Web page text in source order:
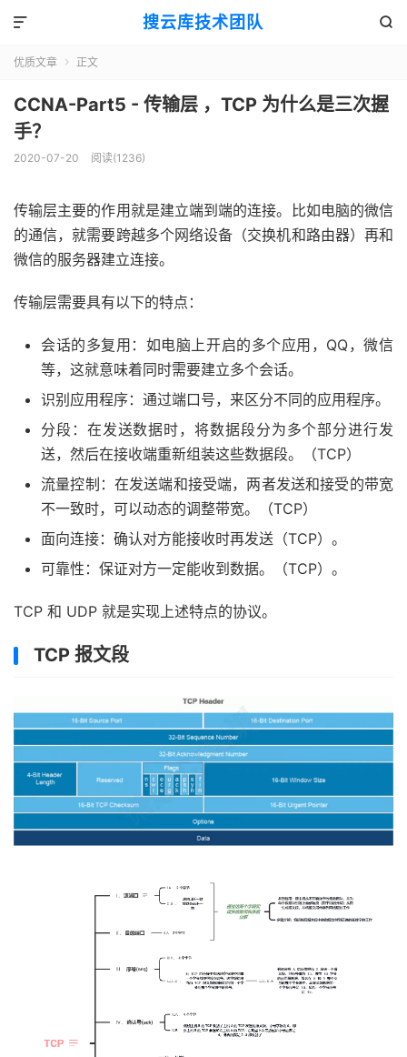
搜云库技术团队 

优质文章  正文
CCNA-Part5 - 传输层 ，TCP 为什么是三次握
手？
2020-07-20 阅读(1236)
传输层主要的作用就是建立端到端的连接。比如电脑的微信
的通信，就需要跨越多个网络设备（交换机和路由器）再和
微信的服务器建立连接。
传输层需要具有以下的特点：
会话的多复用：如电脑上开启的多个应用，QQ，微信
等，这就意味着同时需要建立多个会话。
识别应用程序：通过端口号，来区分不同的应用程序。
分段：在发送数据时，将数据段分为多个部分进行发
送，然后在接收端重新组装这些数据段。（TCP）
流量控制：在发送端和接受端，两者发送和接受的带宽
不一致时，可以动态的调整带宽。（TCP）
面向连接：确认对方能接收时再发送（TCP）。
可靠性：保证对方一定能收到数据。（TCP）。
TCP 和 UDP 就是实现上述特点的协议。
TCP 报文段